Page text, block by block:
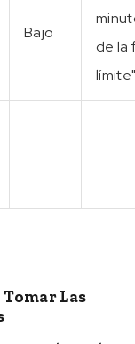
Bajo
de la
Las